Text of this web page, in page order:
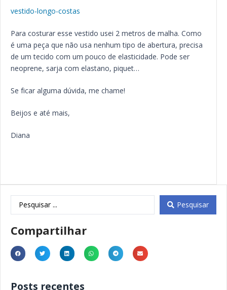
vestido-longo-costas
Para costurar esse vestido usei 2 metros de malha. Como
é uma peça que não usa nenhum tipo de abertura, precisa
de um tecido com um pouco de elasticidade. Pode ser
neoprene, sarja com elastano, piquet…
Se ficar alguma dúvida, me chame!
Beijos e até mais,
Diana
Pesquisar
Compartilhar
Posts recentes